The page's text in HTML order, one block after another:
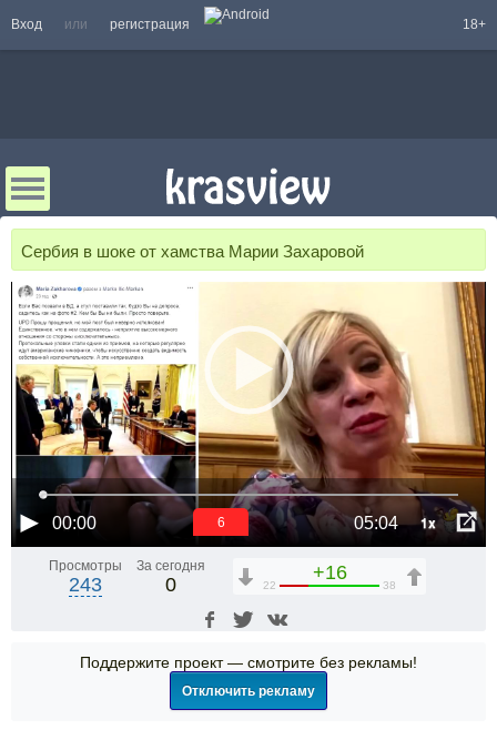
Вход или регистрация 18+
Сербия в шоке от хамства Марии Захаровой
00:00 05:04 1x
6
Просмотры
243
За сегодня
0
+16
22 38
Поддержите проект — смотрите без рекламы!
Отключить рекламу